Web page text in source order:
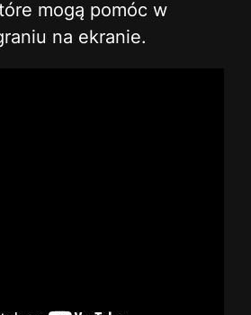
mogą pomóc w
na ekranie.